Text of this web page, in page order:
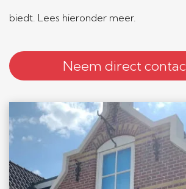
biedt. Lees hieronder meer.
Neem direct